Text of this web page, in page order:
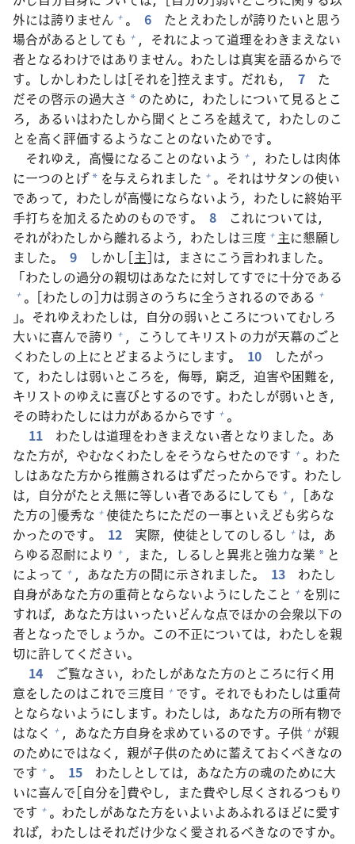
外には誇りません + 。 6 たとえわたしが誇りたいと思う
場合があるとしても + ，それによって道理をわきまえない
者となるわけではありません。わたしは真実を語るからで
す。しかしわたしは[それを]控えます。だれも， 7
た
だその啓示の過大さ * のために，わたしについて 見るとこ
ろ，あるいはわたしから聞くところを越えて，わたしのこ
とを高く評価するようなことのないためです。
それゆえ， 高慢になることのないよう + ，わたしは肉体
に一つのとげ * を与えられました + 。それはサタンの使い
であって，わたしが高慢にならないよう，わたしに終始平
手打ちを加えるためのものです。 8
これについては，
それがわたしから離れるよう，わたしは三度 + 主に懇願し
ました。
9 しかし[主]は，まさにこう言われました。
「わたしの過分の親切はあなたに対してすでに十分である
+ 。[わたしの]力は弱さのうちに全うされるのである +
」。それゆえわたしは， 自分の弱いところについてむしろ
大いに喜んで誇り + ，こうしてキリストの力が天幕のごと
くわたしの 上にとどまるようにします。 10
したがっ
て，わたしは弱いところを， 侮辱， 窮乏， 迫害や困難を，
キリストのゆえに喜びとするのです。わたしが弱いとき，
その時わたしには力があるからです + 。
11
わたしは道理をわきまえない者となりました。あ
なた方が，やむなくわたしをそうならせたのです + 。わた
しはあなた方から推薦されるはずだったからです。わたし
は， 自分がたとえ無に等しい者であるにしても + ，[あな
た方の]優秀な + 使徒たちにただの一事といえども劣らな
かったのです。
12 実際， 使徒としてのしるし + は，あ
らゆる忍耐により + ，また，しるしと異兆と強力な業 * と
によって + ，あなた方の間に示されました。 13
わたし
自身があなた方の重荷とならないようにしたこと + を別に
すれば，あなた方はいったいどんな点でほかの会衆以下の
者となったでしょうか。この不正については，わたしを親
切に許してください。
14
ご覧なさい，わたしがあなた方のところに行く 用
意をしたのはこれで三度目 + です。それでもわたしは重荷
とならないようにします。わたしは，あなた方の所有物で
はなく + ，あなた方自身を求めているのです。 子供 + が親
のためにではなく， 親が子供のために蓄えておくべきなの
です + 。 15 わたしとしては，あなた方の魂のために大
いに喜んで[自分を]費やし，また費やし尽くされるつもり
です + 。わたしがあなた方をいよいよあふれるほどに愛す
れば，わたしはそれだけ少なく 愛されるべきなのですか。